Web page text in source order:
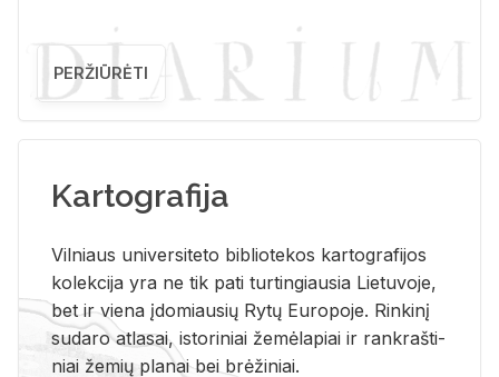
PERŽIŪRĖTI
Kartografija
Vil­niaus uni­ver­si­te­to bi­b­lio­te­kos kar­to­gra­fi­jos
ko­lek­ci­ja yra ne tik pati tur­tin­giau­sia Lie­tu­vo­je,
bet ir vie­na įdo­miau­sių Rytų Eu­ro­po­je. Rin­ki­nį
su­da­ro at­la­sai, is­to­ri­niai že­mė­la­piai ir rank­raš­ti­
niai že­mių pla­nai bei brė­ži­niai.